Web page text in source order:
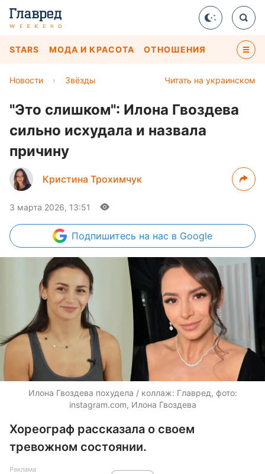
STARS МОДА И КРАСОТА ОТНОШЕНИЯ
Читать на украинском
Новости › Звёзды
"Это слишком": Илона Гвоздева
сильно исхудала и назвала
причину
Кристина Трохимчук
3 марта 2026, 13:51
Подпишитесь на нас в Google
Илона Гвоздева похудела / коллаж: Главред, фото:
instagram.com, Илона Гвоздева
Хореограф рассказала о своем
тревожном состоянии.
Реклама